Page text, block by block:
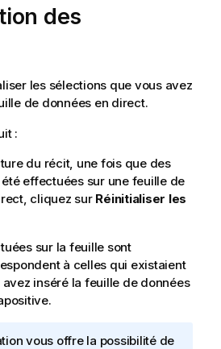
des
les sélections que vous avez
de données en direct.
:
du récit, une fois que des
effectuées sur une feuille de
cliquez sur Réinitialiser les
sur la feuille sont
à celles qui existaient
inséré la feuille de données
vous offre la possibilité de